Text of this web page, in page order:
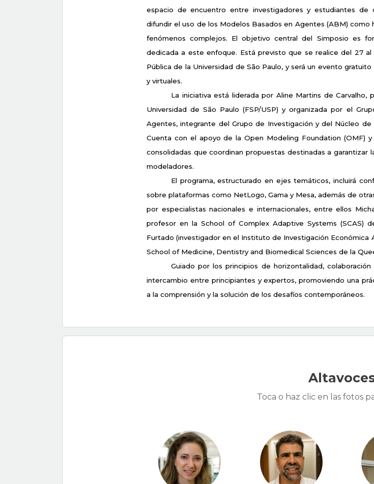
espacio de encuentro entre investigadores y estudiantes de
difundir el uso de los Modelos Basados en Agentes (ABM)
fenómenos complejos. El objetivo central del Simposio es
dedicada a este enfoque. Está previsto que se realice del 27
Pública de la Universidad de São Paulo, y será un evento
y virtuales.
La iniciativa está liderada por Aline Martins de Carvalho,
Universidad de São Paulo (FSP/USP) y organizada por el
Agentes, integrante del Grupo de Investigación y del Núcleo de
Cuenta con el apoyo de la Open Modeling Foundation (OMF) y
consolidadas que coordinan propuestas destinadas a garantizar
modeladores.
El programa, estructurado en ejes temáticos, incluirá
sobre plataformas como NetLogo, Gama y Mesa, además de
por especialistas nacionales e internacionales, entre ellos
profesor en la School of Complex Adaptive Systems (SCAS)
Furtado (investigador en el Instituto de Investigación Económica
School of Medicine, Dentistry and Biomedical Sciences de la
Guiado por los principios de horizontalidad,
intercambio entre principiantes y expertos, promoviendo una
a la comprensión y la solución de los desafíos contemporáneos.
Toca o haz clic en las fotos